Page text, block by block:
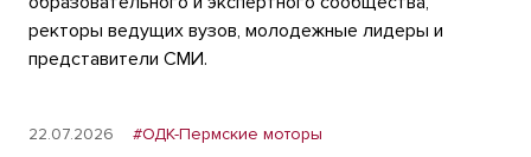
ректоры ведущих вузов, молодежные лидеры и
представители СМИ.
22.07.2026 #ОДК-Пермские моторы